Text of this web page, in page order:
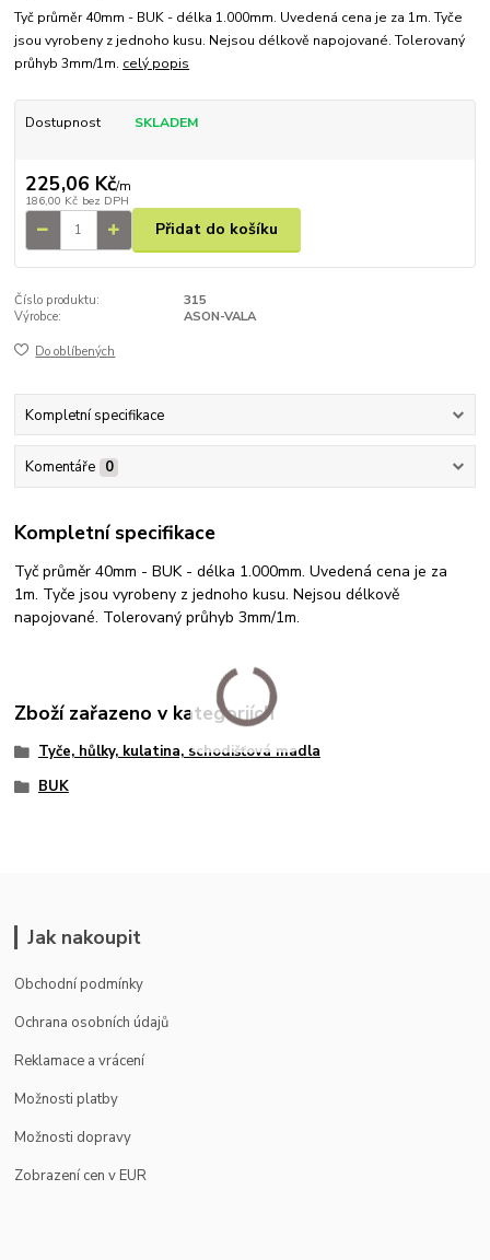
Tyč průměr 40mm - BUK - délka 1.000mm. Uvedená cena je za 1m. Tyče
jsou vyrobeny z jednoho kusu. Nejsou délkově napojované. Tolerovaný
průhyb 3mm/1m. celý popis
Dostupnost SKLADEM
225,06 Kč/m
186,00 Kč bez DPH
Přidat do košíku
Číslo produktu:
315
Výrobce:
ASON-VALA
Do oblíbených
Kompletní specifikace
Komentáře 0
Kompletní specifikace
Tyč průměr 40mm - BUK - délka 1.000mm. Uvedená cena je za
1m. Tyče jsou vyrobeny z jednoho kusu. Nejsou délkově
napojované. Tolerovaný průhyb 3mm/1m.
Zboží zařazeno v kategoriích
Tyče, hůlky, kulatina, schodišťová madla
BUK
Jak nakoupit
Obchodní podmínky
Ochrana osobních údajů
Reklamace a vrácení
Možnosti platby
Možnosti dopravy
Zobrazení cen v EUR